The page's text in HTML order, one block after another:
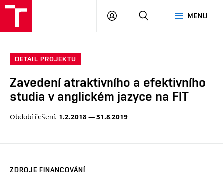
MENU
PŘIHLÁSIT
DETAIL PROJEKTU
Zavedení atraktivního a efektivního
studia v anglickém jazyce na FIT
Období řešení: 1.2.2018 — 31.8.2019
ZDROJE FINANCOVÁNÍ